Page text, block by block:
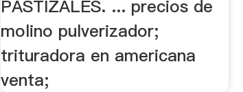
PASTIZALES. ... precios de
molino pulverizador;
trituradora en americana
venta;